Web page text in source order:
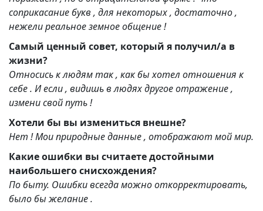
соприкасание букв , для некоторых , достаточно ,
нежели реальное земное общение !
Самый ценный совет, который я получил/а в
жизни?
Относись к людям так , как бы хотел отношения к
себе . И если , видишь в людях другое отражение ,
измени свой путь !
Хотели бы вы измениться внешне?
Нет ! Мои природные данные , отображают мой мир.
Какие ошибки вы считаете достойными
наибольшего снисхождения?
По быту. Ошибки всегда можно откорректировать,
было бы желание .